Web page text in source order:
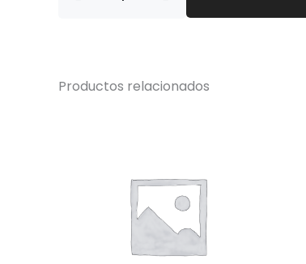
cantidad
Productos relacionados